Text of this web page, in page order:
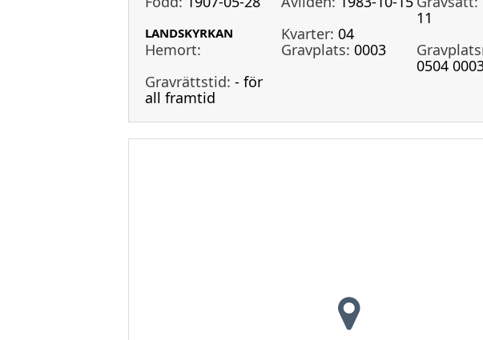
11
LANDSKYRKAN Kvarter: 04
Hemort:
Gravplats: 0003
0504
Gravrättstid: - för
all framtid